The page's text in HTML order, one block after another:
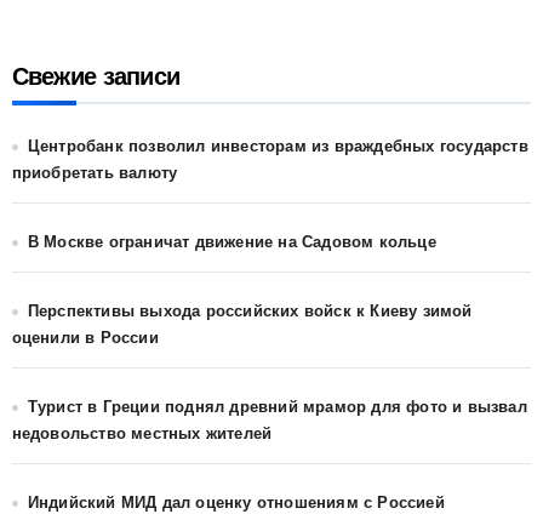
Свежие записи
Центробанк позволил инвесторам из враждебных государств
приобретать валюту
В Москве ограничат движение на Садовом кольце
Перспективы выхода российских войск к Киеву зимой
оценили в России
Турист в Греции поднял древний мрамор для фото и вызвал
недовольство местных жителей
Индийский МИД дал оценку отношениям с Россией